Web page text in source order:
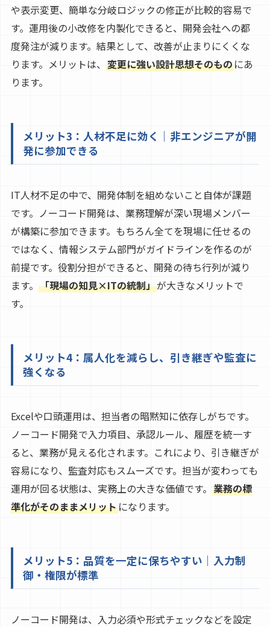
や表示変更、簡単な分岐ロジックの修正が比較的容易で
す。運用後の小改修を内製化できると、開発会社への都
度発注が減ります。結果として、改善が止まりにくくな
ります。メリットは、 変更に強い設計思想そのものにあ
ります。
メリット3：人材不足に効く｜非エンジニアが開
発に参加できる
IT人材不足の中で、開発体制を組めないこと自体が課題
です。ノーコード開発は、業務理解が深い現場メンバー
が構築に参加できます。もちろん全てを現場に任せるの
ではなく、情報システム部門がガイドラインを作るのが
前提です。役割分担ができると、開発の待ち行列が減り
ます。 「現場の知見×ITの統制」が大きなメリットで
す。
メリット4：属人化を減らし、引き継ぎや監査に
強くなる
Excelや口頭運用は、担当者の暗黙知に依存しがちです。
ノーコード開発で入力項目、承認ルール、履歴を統一す
ると、業務が見える化されます。これにより、引き継ぎが
容易になり、監査対応もスムーズです。担当が変わっても
運用が回る状態は、実務上の大きな価値です。 業務の標
準化がそのままメリットになります。
メリット5：品質を一定に保ちやすい｜入力制
御・権限が標準
ノーコード開発は、入力必須や形式チェックなどを設定